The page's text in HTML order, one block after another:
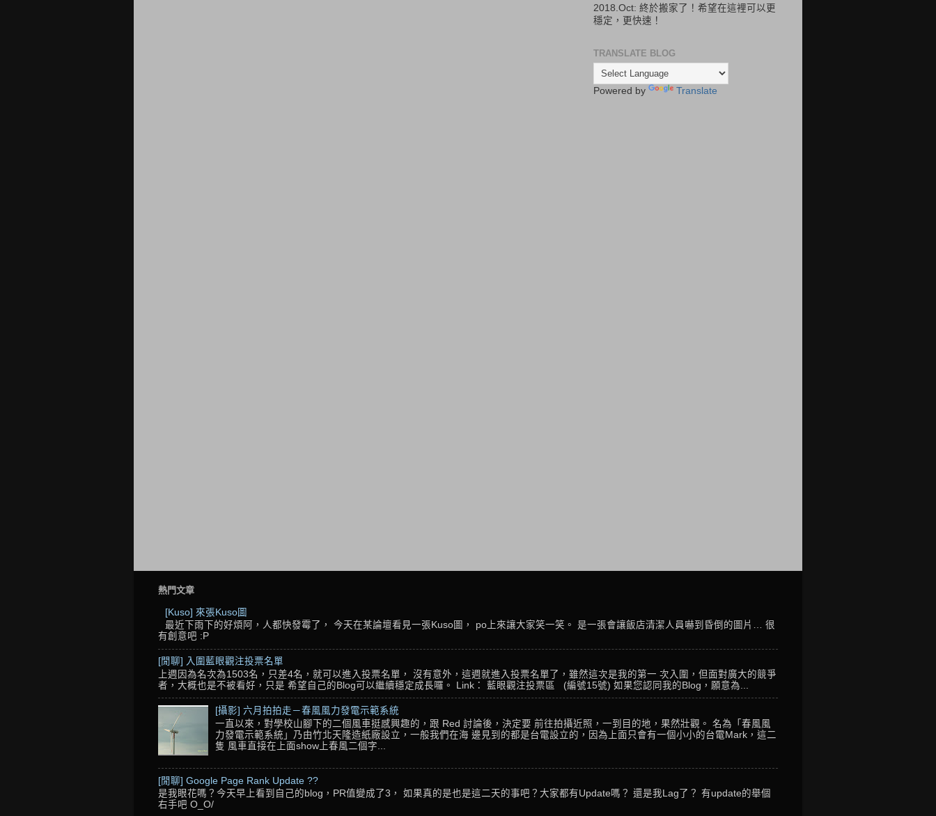
2018.Oct: 終於搬家了！希望在這裡可以更
穩定，更快速！
TRANSLATE BLOG
Powered by Translate
熱門文章
[Kuso] 來張Kuso圖
最近下雨下的好煩阿，人都快發霉了， 今天在某論壇看見一張Kuso圖， po上來讓大家笑一笑。 是一張會讓飯店清潔人員嚇到昏倒的圖片… 很
有創意吧 :P
[閒聊] 入圍藍眼觀注投票名單
上週因為名次為1503名，只差4名，就可以進入投票名單， 沒有意外，這週就進入投票名單了，雖然這次是我的第一 次入圍，但面對廣大的競爭
者，大概也是不被看好，只是 希望自己的Blog可以繼續穩定成長囉。 Link： 藍眼觀注投票區 (編號15號) 如果您認同我的Blog，願意為...
[攝影] 六月拍拍走－春風風力發電示範系統
一直以來，對學校山腳下的二個風車挺感興趣的，跟 Red 討論後，決定要 前往拍攝近照，一到目的地，果然壯觀。 名為「春風風
力發電示範系統」乃由竹北天隆造紙廠設立，一般我們在海 邊見到的都是台電設立的，因為上面只會有一個小小的台電Mark，這二
隻 風車直接在上面show上春風二個字...
[閒聊] Google Page Rank Update ??
是我眼花嗎？今天早上看到自己的blog，PR值變成了3， 如果真的是也是這二天的事吧？大家都有Update嗎？ 還是我Lag了？ 有update的舉個
右手吧 O_O/